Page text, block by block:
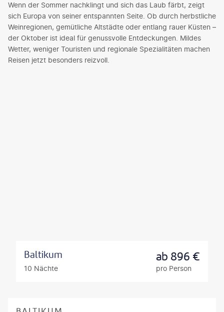
Wenn der Sommer nachklingt und sich das Laub färbt, zeigt
sich Europa von seiner entspannten Seite. Ob durch herbstliche
Weinregionen, gemütliche Altstädte oder entlang rauer Küsten –
der Oktober ist ideal für genussvolle Entdeckungen. Mildes
Wetter, weniger Touristen und regionale Spezialitäten machen
Reisen jetzt besonders reizvoll.
Baltikum
10 Nächte
ab 896 €
pro Person